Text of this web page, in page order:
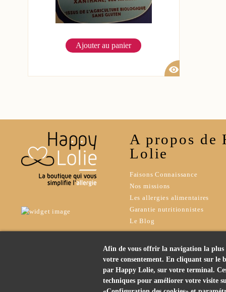
Afin de vous offrir la navigation la plus
votre consentement. En cliquant sur le
par Happy Lolie, sur votre terminal.
techniques pour améliorer votre visite
Ajouter au panier
visibility
A propos de
Lolie
Faisons Connaissance
Nos missions
Les allergies alimentaires
Garantie nutritionnistes
Le Blog